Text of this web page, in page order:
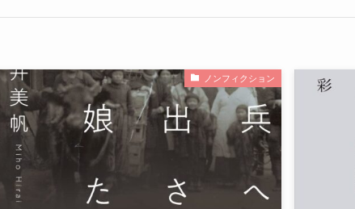
ノンフィクション